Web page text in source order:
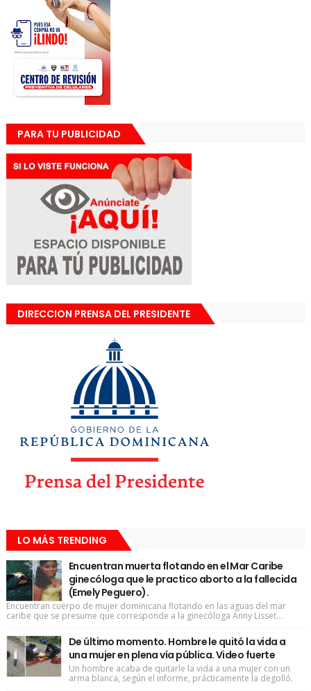
PARA TU PUBLICIDAD
DIRECCION PRENSA DEL PRESIDENTE
LO MÁS TRENDING
Encuentran muerta flotando en el Mar Caribe
ginecóloga que le practico aborto a la fallecida
(Emely Peguero).
Encuentran cuerpo de mujer dominicana flotando en las aguas del mar
caribe que se presume que corresponde a la ginecóloga Anny Lisset...
De último momento. Hombre le quitó la vida a
una mujer en plena vía pública. Video fuerte
Un hombre acaba de quitarle la vida a una mujer con un
arma blanca, según el informe, prácticamente la degolló.